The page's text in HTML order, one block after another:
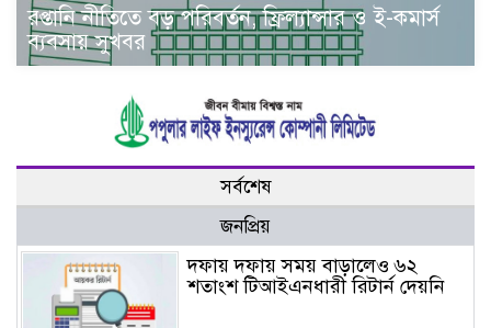
রপ্তানি নীতিতে বড় পরিবর্তন, ফ্রিল্যান্সার ও ই-কমার্স
ব্যবসায় সুখবর
সর্বশেষ
জনপ্রিয়
দফায় দফায় সময় বাড়ালেও ৬২
শতাংশ টিআইএনধারী রিটার্ন দেয়নি